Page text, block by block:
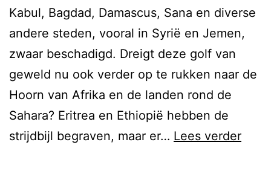
Kabul, Bagdad, Damascus, Sana en diverse
andere steden, vooral in Syrië en Jemen,
zwaar beschadigd. Dreigt deze golf van
geweld nu ook verder op te rukken naar de
Hoorn van Afrika en de landen rond de
Sahara? Eritrea en Ethiopië hebben de
strijdbijl begraven, maar er… Lees verder